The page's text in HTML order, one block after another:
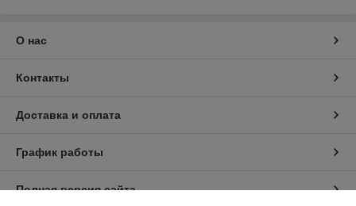
О нас
Контакты
Доставка и оплата
График работы
Полная версия сайта